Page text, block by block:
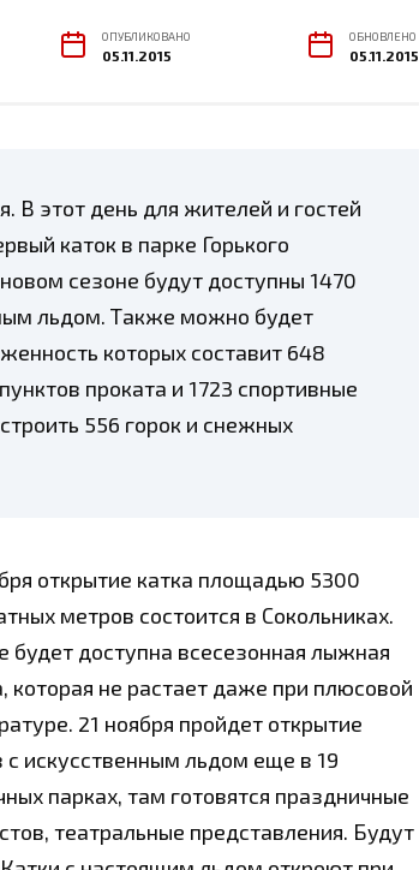
ОПУБЛИКОВАНО
05.11.2015
ОБНОВЛЕНО
05.11.2015
В этот день для жителей и гостей
каток в парке Горького
сезоне будут доступны 1470
льдом. Также можно будет
которых составит 648
проката и 1723 спортивные
556 горок и снежных
открытие катка площадью 5300
метров состоится в Сокольниках.
будет доступна всесезонная лыжная
которая не растает даже при плюсовой
21 ноября пройдет открытие
с искусственным льдом еще в 19
парках, там готовятся праздничные
театральные представления. Будут